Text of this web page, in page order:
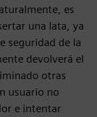
es
una lata, ya
seguridad de la
devolverá el
otras
usuario no
e intentar